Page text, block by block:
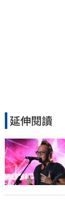
延伸閱讀